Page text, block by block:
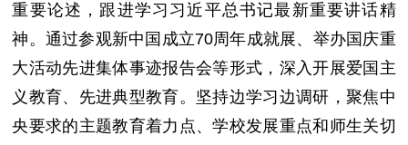
重要论述，跟进学习习近平总书记最新重要讲话精
神。通过参观新中国成立70周年成就展、举办国庆重
大活动先进集体事迹报告会等形式，深入开展爱国主
义教育、先进典型教育。坚持边学习边调研，聚焦中
央要求的主题教育着力点、学校发展重点和师生关切